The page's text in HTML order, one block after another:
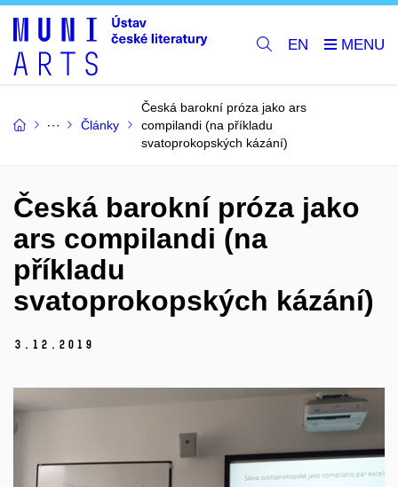
EN
Články
Česká barokní próza jako ars
compilandi (na příkladu
svatoprokopských kázání)
Česká barokní próza jako
ars compilandi (na
příkladu
svatoprokopských kázání)
3. 12. 2019